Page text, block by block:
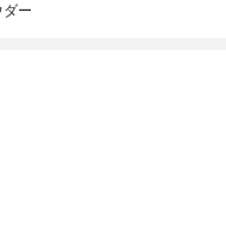
ー